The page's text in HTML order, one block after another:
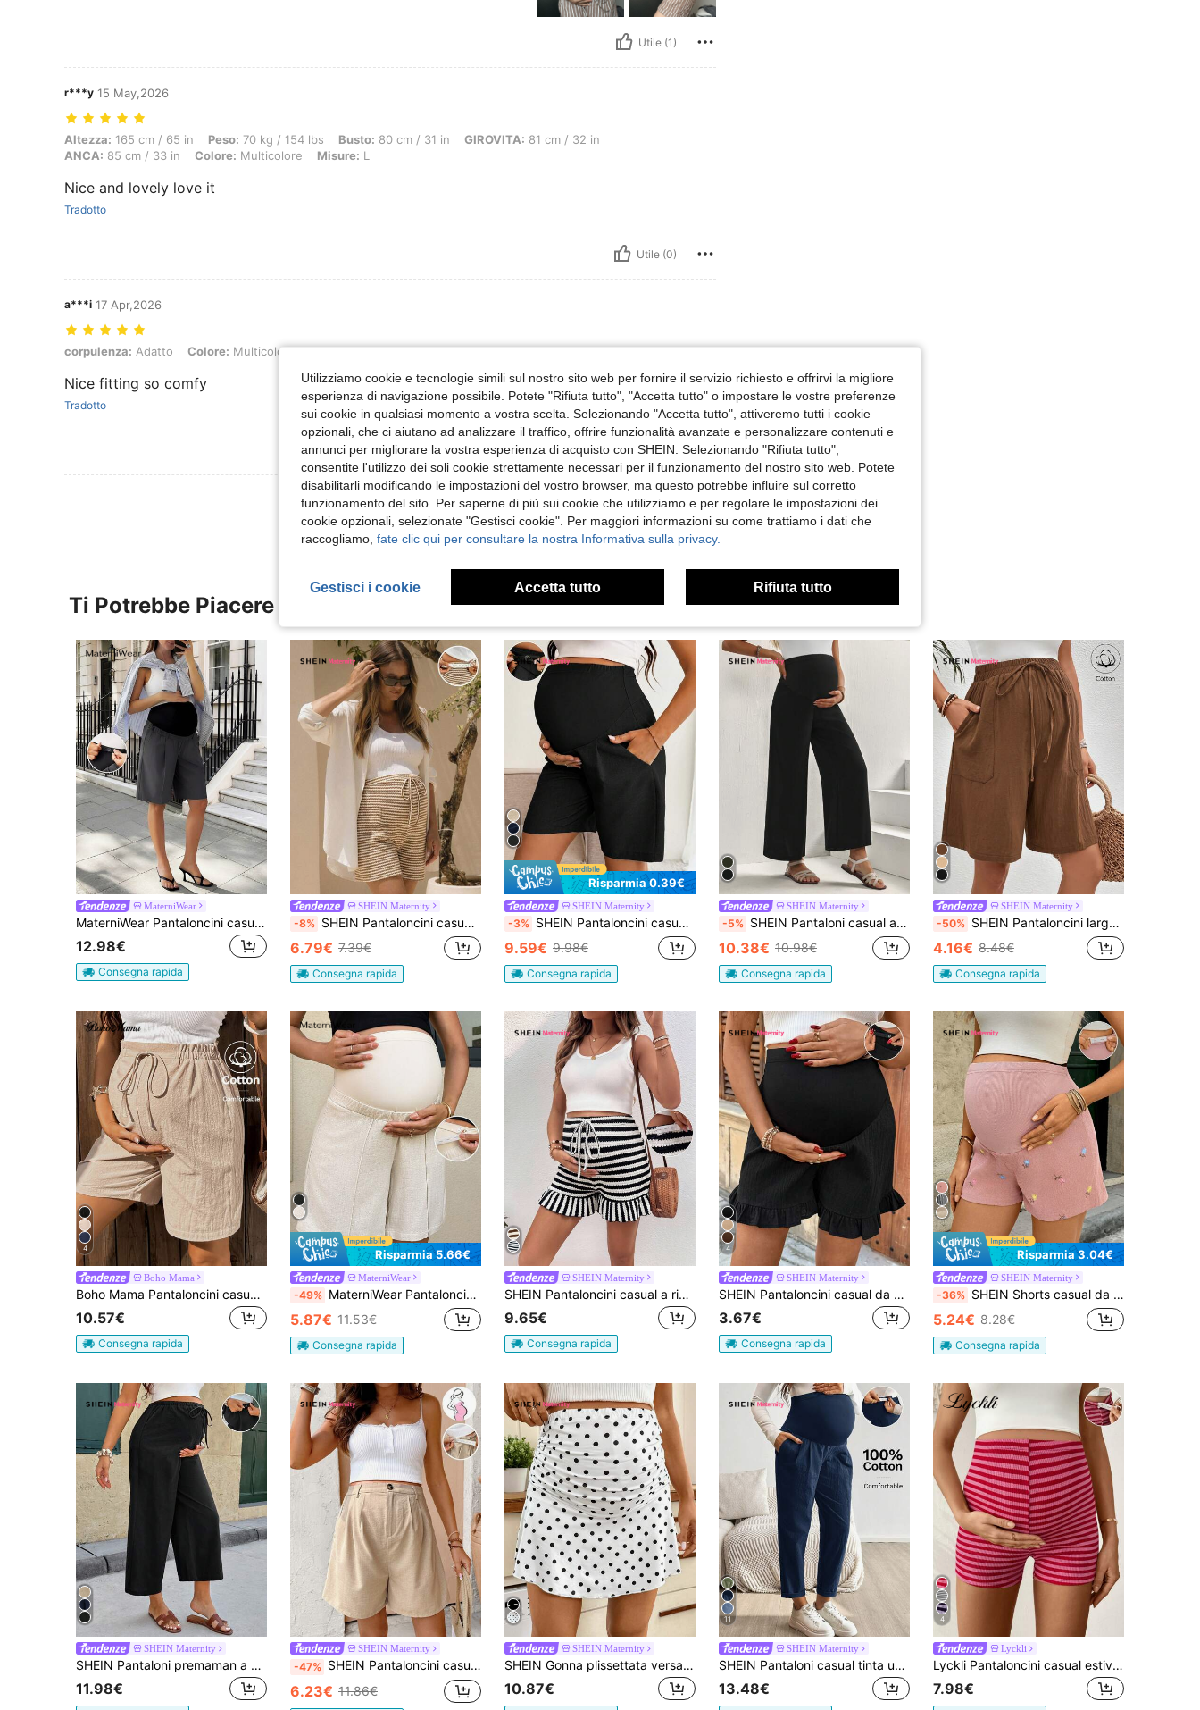
Utile (1)
r***y 15 May,2026
Altezza: 165 cm / 65 in, Peso: 70 kg / 154 lbs, Busto: 80 cm / 31 in, GIROVITA: 81 cm / 32 in, ANCA: 85 cm / 33 in, Colore: Multicolore, Misure: L
Altezza: 165 cm / 65 in Peso: 70 kg / 154 lbs Busto: 80 cm / 31 in GIROVITA: 81 cm / 32 in
ANCA: 85 cm / 33 in Colore: Multicolore Misure: L
Nice and lovely love it
Tradotto
Utile (0)
a***i 17 Apr,2026
corpulenza: Adatto, Colore: Multicolore, Misure: M
corpulenza: Adatto Colore: Multicolore Misure:M
Nice fitting so comfy
Tradotto
Utile (0)
Visualizza Altre Recensioni
Ti Potrebbe Piacere
MaterniWear
MaterniWear Pantaloncini casual da maternità con vita regolabile per uso quotidiano
12.98€
Consegna rapida
SHEIN Maternity
-8% SHEIN Pantaloncini casual premaman a vita regolabile a righe
6.79€ 7.39€
Consegna rapida
Risparmia 0.39€
SHEIN Maternity
-3% SHEIN Pantaloncini casual tinta unita da maternità
9.59€ 9.98€
Consegna rapida
SHEIN Maternity
-5% SHEIN Pantaloni casual ampi in maternità di colore unito con vita regolabile
10.38€ 10.98€
Consegna rapida
SHEIN Maternity
-50% SHEIN Pantaloncini larghi casual da donna in gravidanza, di colore unito, con tasche a torsione
4.16€ 8.48€
Consegna rapida
4
Boho Mama
Boho Mama Pantaloncini casual versatili da donna in gravidanza, con coulisse in vita e tasche, di colore unito
10.57€
Consegna rapida
Risparmia 5.66€
MaterniWear
-49% MaterniWear Pantaloncini casual larghi e regolabili in vita, di colore unito, da donna in gravidanza
5.87€ 11.53€
Consegna rapida
SHEIN Maternity
SHEIN Pantaloncini casual a righe e blocchi di colore per gravidanza
9.65€
Consegna rapida
4
SHEIN Maternity
SHEIN Pantaloncini casual da donna in gravidanza, di colore unito, con vita regolabile e orlo arricciato, pantaloncini arricciati neri, pantaloncini da gravidanza, adatti per la spiaggia
3.67€
Consegna rapida
Risparmia 3.04€
SHEIN Maternity
-36% SHEIN Shorts casual da donna con vita regolabile, ricamo floreale, adatti anche per donne in gravidanza
5.24€ 8.28€
Consegna rapida
SHEIN Maternity
SHEIN Pantaloni premaman a gamba dritta con coulisse di colore unito
11.98€
SHEIN Maternity
-47% SHEIN Pantaloncini casual da donna in gravidanza, tinta unita, con tasche e vita regolabile
6.23€ 11.86€
SHEIN Maternity
SHEIN Gonna plissettata versatile con stampa a pois alla moda per donne in gravidanza, adatta per le vacanze
10.87€
11
SHEIN Maternity
SHEIN Pantaloni casual tinta unita da maternità
13.48€
4
Lyckli
Lyckli Pantaloncini casual estivi da maternità, con stampa a righe e vita regolabile
7.98€
Utilizziamo cookie e tecnologie simili sul nostro sito web per fornire il servizio richiesto e offrirvi la migliore
esperienza di navigazione possibile. Potete "Rifiuta tutto", "Accetta tutto" o impostare le vostre preferenze
sui cookie in qualsiasi momento a vostra scelta. Selezionando "Accetta tutto", attiveremo tutti i cookie
opzionali, che ci aiutano ad analizzare il traffico, offrire funzionalità avanzate e personalizzare contenuti e
annunci per migliorare la vostra esperienza di acquisto con SHEIN. Selezionando "Rifiuta tutto",
consentite l'utilizzo dei soli cookie strettamente necessari per il funzionamento del nostro sito web. Potete
disabilitarli modificando le impostazioni del vostro browser, ma questo potrebbe influire sul corretto
funzionamento del sito. Per saperne di più sui cookie che utilizziamo e per regolare le impostazioni dei
cookie opzionali, selezionate "Gestisci cookie". Per maggiori informazioni su come trattiamo i dati che
raccogliamo, fate clic qui per consultare la nostra Informativa sulla privacy.
Gestisci i cookie Accetta tutto Rifiuta tutto